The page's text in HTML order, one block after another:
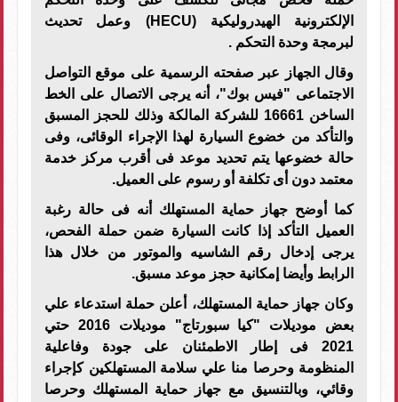
الإلكترونية الهيدروليكية (HECU) وعمل تحديث
لبرمجة وحدة التحكم .
وقال الجهاز عبر صفحته الرسمية على موقع التواصل
الاجتماعى "فيس بوك"، أنه يرجى الاتصال على الخط
الساخن 16661 للشركة المالكة وذلك للحجز المسبق
والتأكد من خضوع السيارة لهذا الإجراء الوقائى، وفى
حالة خضوعها يتم تحديد موعد فى أقرب مركز خدمة
معتمد دون أى تكلفة أو رسوم على العميل.
كما أوضح جهاز حماية المستهلك أنه فى حالة رغبة
العميل التأكد إذا كانت السيارة ضمن حملة الفحص،
يرجى إدخال رقم الشاسيه والموتور من خلال هذا
الرابط وأيضا إمكانية حجز موعد مسبق.
وكان جهاز حماية المستهلك، أعلن حملة استدعاء علي
بعض موديلات "كيا سبورتاج" موديلات 2016 حتي
2021 فى إطار الاطمئنان على جودة وفاعلية
المنظومة وحرصا منا علي سلامة المستهلكين كإجراء
وقائي، وبالتنسيق مع جهاز حماية المستهلك وحرصا